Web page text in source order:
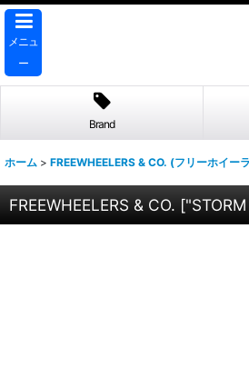
メニュ
ー
Brand
ホーム > FREEWHEELERS & CO. (フリーホイー
FREEWHEELERS & CO. [